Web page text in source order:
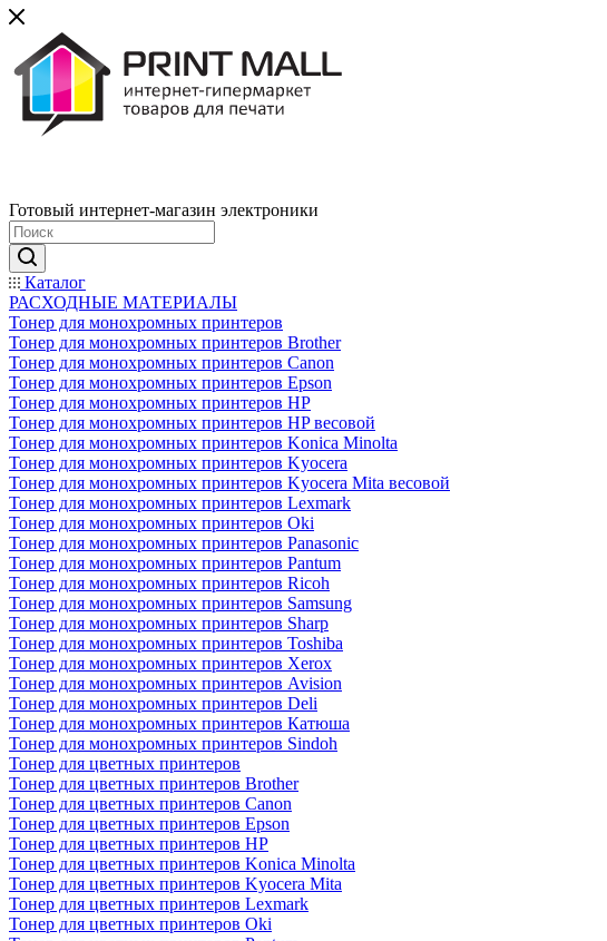
Готовый интернет-магазин электроники
Каталог
РАСХОДНЫЕ МАТЕРИАЛЫ
Тонер для монохромных принтеров
Тонер для монохромных принтеров Brother
Тонер для монохромных принтеров Canon
Тонер для монохромных принтеров Epson
Тонер для монохромных принтеров HP
Тонер для монохромных принтеров HP весовой
Тонер для монохромных принтеров Konica Minolta
Тонер для монохромных принтеров Kyocera
Тонер для монохромных принтеров Kyocera Mita весовой
Тонер для монохромных принтеров Lexmark
Тонер для монохромных принтеров Oki
Тонер для монохромных принтеров Panasonic
Тонер для монохромных принтеров Pantum
Тонер для монохромных принтеров Ricoh
Тонер для монохромных принтеров Samsung
Тонер для монохромных принтеров Sharp
Тонер для монохромных принтеров Toshiba
Тонер для монохромных принтеров Xerox
Тонер для монохромных принтеров Avision
Тонер для монохромных принтеров Deli
Тонер для монохромных принтеров Катюша
Тонер для монохромных принтеров Sindoh
Тонер для цветных принтеров
Тонер для цветных принтеров Brother
Тонер для цветных принтеров Canon
Тонер для цветных принтеров Epson
Тонер для цветных принтеров HP
Тонер для цветных принтеров Konica Minolta
Тонер для цветных принтеров Kyocera Mita
Тонер для цветных принтеров Lexmark
Тонер для цветных принтеров Oki